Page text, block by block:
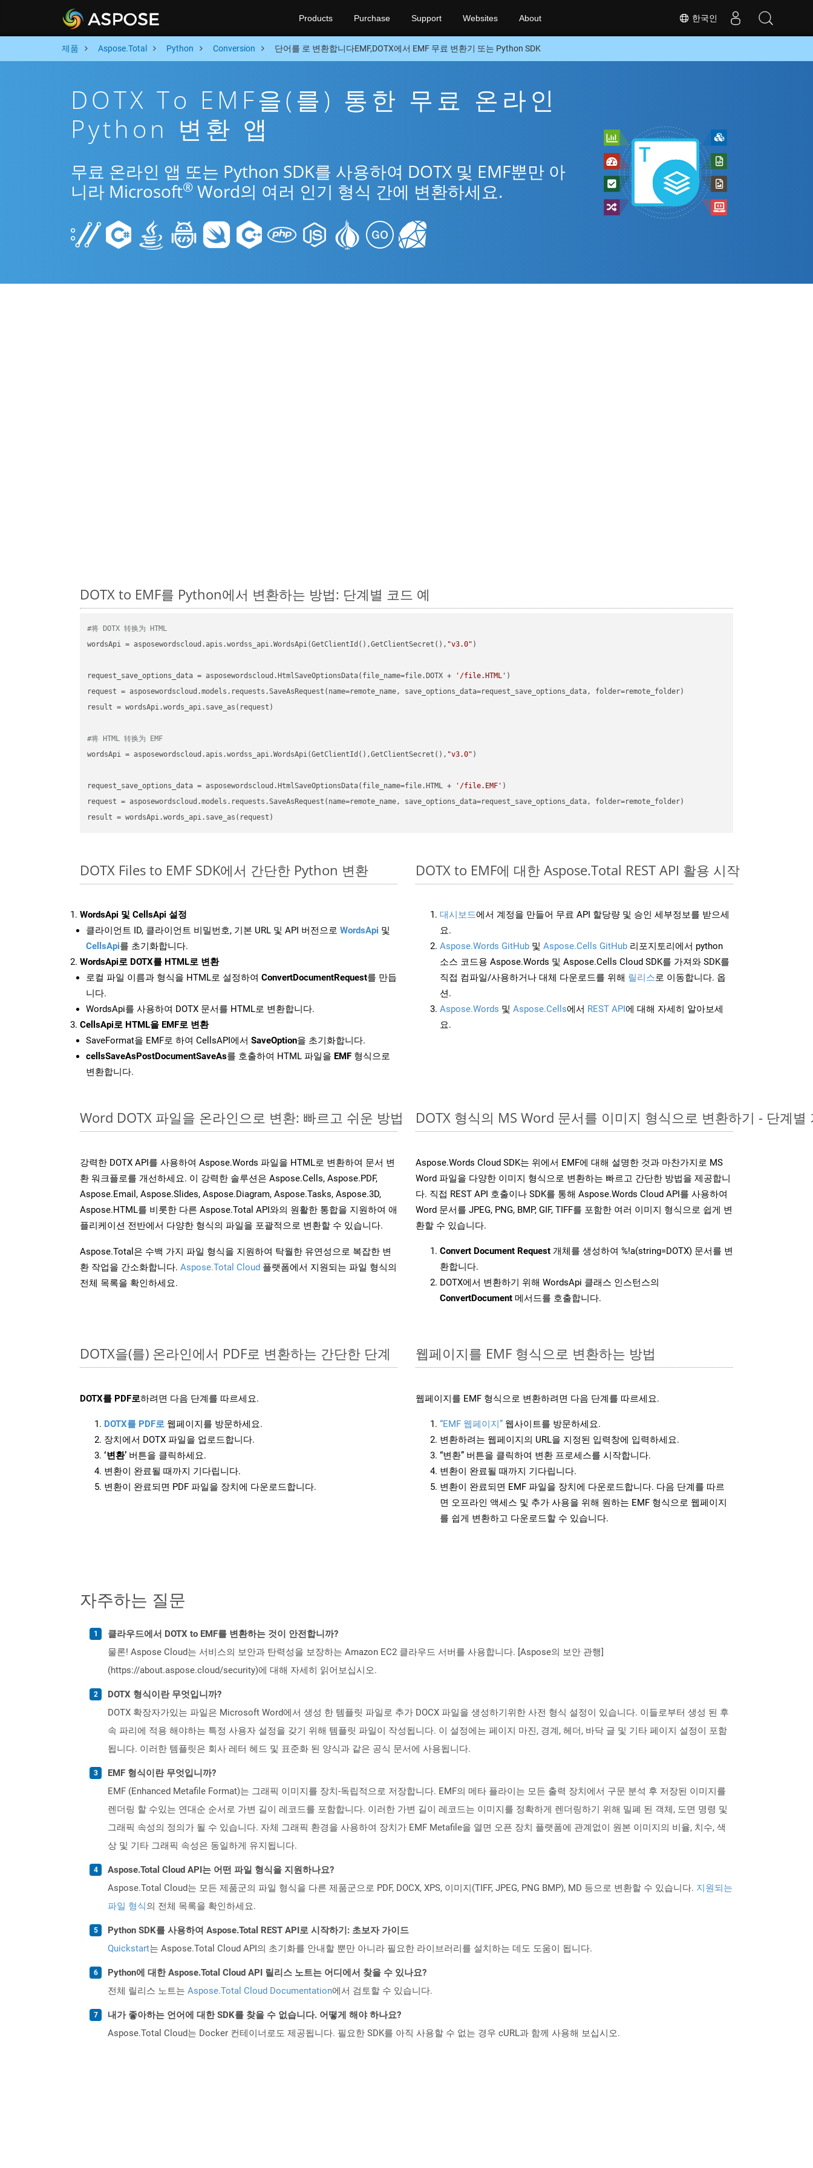
한국인
Products Purchase Support Websites About
제품 Aspose.Total Python Conversion 단어를 로 변환합니다EMF,DOTX에서 EMF 무료 변환기 또는 Python SDK
DOTX To EMF을(를) 통한 무료 온라인
Python 변환 앱
무료 온라인 앱 또는 Python SDK를 사용하여 DOTX 및 EMF뿐만 아
니라 Microsoft® Word의 여러 인기 형식 간에 변환하세요.
DOTX to EMF를 Python에서 변환하는 방법: 단계별 코드 예
#将 DOTX 转换为 HTML
wordsApi = asposewordscloud.apis.wordss_api.WordsApi(GetClientId(),GetClientSecret(), "v3.0" )
request_save_options_data = asposewordscloud.HtmlSaveOptionsData(file_name=file.DOTX + '/file.HTML'
request
result = wordsApi.words_api.save_as(request)
#将 HTML 转换为 EMF
wordsApi = asposewordscloud.apis.wordss_api.WordsApi(GetClientId(),GetClientSecret(), "v3.0" )
request_save_options_data = asposewordscloud.HtmlSaveOptionsData(file_name=file.HTML + '/file.EMF'
request
result
DOTX Files to EMF SDK에서 간단한 Python 변환
WordsApi 및 CellsApi 설정
클라이언트 ID, 클라이언트 비밀번호, 기본 URL 및 API 버전으로 WordsApi 및
CellsApi를 초기화합니다.
WordsApi로 DOTX를 HTML로 변환
로컬 파일 이름과 형식을 HTML로 설정하여 ConvertDocumentRequest를 만듭
니다.
WordsApi를 사용하여 DOTX 문서를 HTML로 변환합니다.
CellsApi로 HTML을 EMF로 변환
SaveFormat을 EMF로 하여 CellsAPI에서 SaveOption을 초기화합니다.
cellsSaveAsPostDocumentSaveAs를 호출하여 HTML 파일을 EMF 형식으로
변환합니다.
DOTX to EMF에 대한 Aspose.Total REST API 활용 시작
대시보드에서 계정을 만들어 무료 API 할당량 및 승인 세부정보를 받으세
요.
Aspose.Words GitHub 및 Aspose.Cells GitHub 리포지토리에서 python
소스 코드용 Aspose.Words 및 Aspose.Cells Cloud SDK를 가져와 SDK를
직접 컴파일/사용하거나 대체 다운로드를 위해 릴리스로 이동합니다. 옵
션.
Aspose.Words 및 Aspose.Cells에서 REST API에 대해 자세히 알아보세
요.
Word DOTX 파일을 온라인으로 변환: 빠르고 쉬운 방법
강력한 DOTX API를 사용하여 Aspose.Words 파일을 HTML로 변환하여 문서 변
환 워크플로를 개선하세요. 이 강력한 솔루션은 Aspose.Cells, Aspose.PDF,
Aspose.Email, Aspose.Slides, Aspose.Diagram, Aspose.Tasks, Aspose.3D,
Aspose.HTML를 비롯한 다른 Aspose.Total API와의 원활한 통합을 지원하여 애
플리케이션 전반에서 다양한 형식의 파일을 포괄적으로 변환할 수 있습니다.
Aspose.Total은 수백 가지 파일 형식을 지원하여 탁월한 유연성으로 복잡한 변
환 작업을 간소화합니다. Aspose.Total Cloud 플랫폼에서 지원되는 파일 형식의
전체 목록을 확인하세요.
DOTX 형식의 MS Word 문서를 이미지 형식으로 변환하기 - 단계별
Aspose.Words Cloud SDK는 위에서 EMF에 대해 설명한 것과 마찬가지로 MS
Word 파일을 다양한 이미지 형식으로 변환하는 빠르고 간단한 방법을 제공합니
다. 직접 REST API 호출이나 SDK를 통해 Aspose.Words Cloud API를 사용하여
Word 문서를 JPEG, PNG, BMP, GIF, TIFF를 포함한 여러 이미지 형식으로 쉽게 변
환할 수 있습니다.
Convert Document Request 개체를 생성하여 %!a(string=DOTX) 문서를 변
환합니다.
DOTX에서 변환하기 위해 WordsApi 클래스 인스턴스의
ConvertDocument 메서드를 호출합니다.
DOTX을(를) 온라인에서 PDF로 변환하는 간단한 단계
DOTX를 PDF로하려면 다음 단계를 따르세요.
DOTX를 PDF로 웹페이지를 방문하세요.
장치에서 DOTX 파일을 업로드합니다.
‘변환’ 버튼을 클릭하세요.
변환이 완료될 때까지 기다립니다.
변환이 완료되면 PDF 파일을 장치에 다운로드합니다.
웹페이지를 EMF 형식으로 변환하는 방법
웹페이지를 EMF 형식으로 변환하려면 다음 단계를 따르세요.
“EMF 웹페이지” 웹사이트를 방문하세요.
변환하려는 웹페이지의 URL을 지정된 입력창에 입력하세요.
“변환” 버튼을 클릭하여 변환 프로세스를 시작합니다.
변환이 완료될 때까지 기다립니다.
변환이 완료되면 EMF 파일을 장치에 다운로드합니다. 다음 단계를 따르
면 오프라인 액세스 및 추가 사용을 위해 원하는 EMF 형식으로 웹페이지
를 쉽게 변환하고 다운로드할 수 있습니다.
자주하는 질문
클라우드에서 DOTX to EMF를 변환하는 것이 안전합니까?
물론! Aspose Cloud는 서비스의 보안과 탄력성을 보장하는 Amazon EC2 클라우드 서버를 사용합니다. [Aspose의 보안 관행]
(https://about.aspose.cloud/security)에 대해 자세히 읽어보십시오.
DOTX 형식이란 무엇입니까?
DOTX 확장자가있는 파일은 Microsoft Word에서 생성 한 템플릿 파일로 추가 DOCX 파일을 생성하기위한 사전 형식 설정이 있습니다. 이들로부터 생성 된 후
속 파리에 적용 해야하는 특정 사용자 설정을 갖기 위해 템플릿 파일이 작성됩니다. 이 설정에는 페이지 마진, 경계, 헤더, 바닥 글 및 기타 페이지 설정이 포함
됩니다. 이러한 템플릿은 회사 레터 헤드 및 표준화 된 양식과 같은 공식 문서에 사용됩니다.
EMF 형식이란 무엇입니까?
EMF (Enhanced Metafile Format)는 그래픽 이미지를 장치-독립적으로 저장합니다. EMF의 메타 플라이는 모든 출력 장치에서 구문 분석 후 저장된 이미지를
렌더링 할 수있는 연대순 순서로 가변 길이 레코드를 포함합니다. 이러한 가변 길이 레코드는 이미지를 정확하게 렌더링하기 위해 밀폐 된 객체, 도면 명령 및
그래픽 속성의 정의가 될 수 있습니다. 자체 그래픽 환경을 사용하여 장치가 EMF Metafile을 열면 오픈 장치 플랫폼에 관계없이 원본 이미지의 비율, 치수, 색
상 및 기타 그래픽 속성은 동일하게 유지됩니다.
Aspose.Total Cloud API는 어떤 파일 형식을 지원하나요?
Aspose.Total Cloud는 모든 제품군의 파일 형식을 다른 제품군으로 PDF, DOCX, XPS, 이미지(TIFF, JPEG, PNG BMP), MD 등으로 변환할 수 있습니다. 지원되는
파일 형식의 전체 목록을 확인하세요.
Python SDK를 사용하여 Aspose.Total REST API로 시작하기: 초보자 가이드
Quickstart는 Aspose.Total Cloud API의 초기화를 안내할 뿐만 아니라 필요한 라이브러리를 설치하는 데도 도움이 됩니다.
Python에 대한 Aspose.Total Cloud API 릴리스 노트는 어디에서 찾을 수 있나요?
전체 릴리스 노트는 Aspose.Total Cloud Documentation에서 검토할 수 있습니다.
내가 좋아하는 언어에 대한 SDK를 찾을 수 없습니다. 어떻게 해야 하나요?
Aspose.Total Cloud는 Docker 컨테이너로도 제공됩니다. 필요한 SDK를 아직 사용할 수 없는 경우 cURL과 함께 사용해 보십시오.